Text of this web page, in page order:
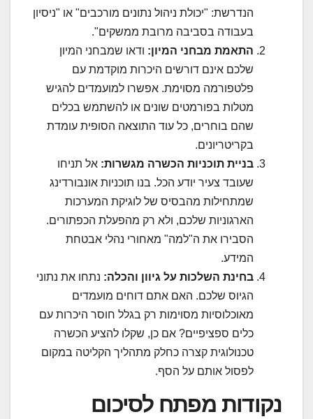
הנדרשת: "יכולת ניהול נתונים מורכבים" או "ניסיון
בעבודה בסביבה מרובת ממשקים".
התאמת מבחני המיון: ודאו שמבחני המיון
שלכם אינם דורשים היכרות מוקדמת עם
פלטפורמה מסוימת. אפשרו למועמדים להגיש
מטלות בפורמטים שונים או להשתמש בכלים
שהם בוחרים, כל עוד התוצאה הסופית עומדת
בקריטריונים.
בניית תוכניות הכשרה מגשרות: אל תניחו
שעובד צעיר יודע הכל. בנו תוכניות אונבורדינג
שמתחילות מהבסיס של לוגיקת המערכות
הארגוניות שלכם, ולא רק מהפעלת הכפתורים.
הסבירו את ה"למה" מאחורי נהלי אבטחת
המידע.
בחינת השלכות על גיוון והכלה: נתחו את נתוני
הגיוס שלכם. האם אתם דוחים מועמדים
מאוכלוסיות מסוימות רק בגלל חוסר היכרות עם
כלים ספציפיים? אם כן, שקלו להציע הכשרה
טכנולוגית קצרה כחלק מתהליך הקליטה במקום
לפסול אותם על הסף.
נקודות מפתח לסיכום